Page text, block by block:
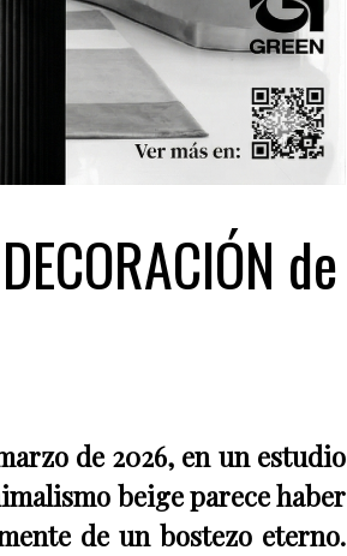
de
de 2026, en un estudio
beige parece haber
de un bostezo eterno.